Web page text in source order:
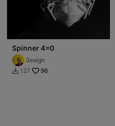
Spinner 4=0
3esign
 127 96